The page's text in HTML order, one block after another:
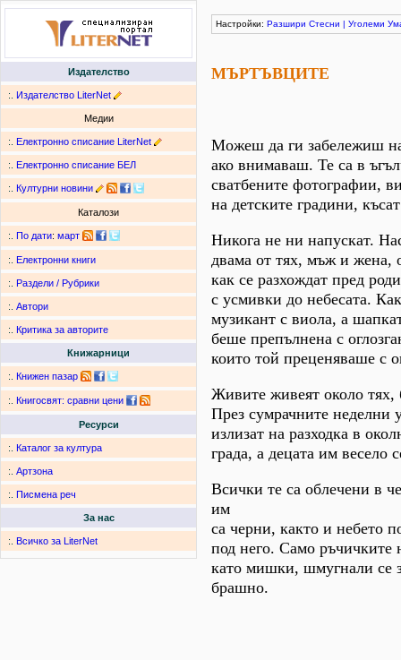
Издателство
:. Издателство LiterNet
Медии
:. Електронно списание LiterNet
:. Електронно списание БЕЛ
:. Културни новини
Каталози
:. По дати: март
:. Електронни книги
:. Раздели / Рубрики
:. Автори
:. Критика за авторите
Книжарници
:. Книжен пазар
:. Книгосвят: сравни цени
Ресурси
:. Каталог за култура
:. Артзона
:. Писмена реч
За нас
:. Всичко за LiterNet
Настройки: Разшири Стесни | Уголеми
МЪРТЪВЦИТЕ
Можеш да ги забележиш
ако внимаваш. Те са в
сватбените фотографии,
на детските градини,
Никога не ни напускат.
двама от тях, мъж и жена,
как се разхождат пред
с усмивки до небесата.
музикант с виола, а
беше препълнена с
които той преценяваше с
Живите живеят около тях,
През сумрачните неделни
излизат на разходка в
града, а децата им весело
Всички те са облечени в
им
са черни, както и небето
под него. Само ръчичките
като мишки, шмугнали се
брашно.